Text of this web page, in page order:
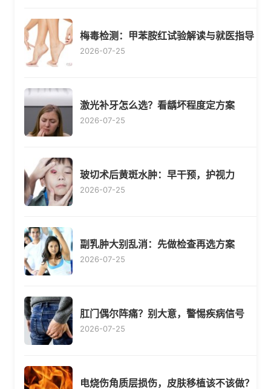
梅毒检测：甲苯胺红试验解读与就医指导
2026-07-25
激光补牙怎么选？看龋坏程度定方案
2026-07-25
玻切术后黄斑水肿：早干预，护视力
2026-07-25
副乳肿大别乱消：先做检查再选方案
2026-07-25
肛门偶尔阵痛？别大意，警惕疾病信号
2026-07-25
电烧伤角质层损伤，皮肤移植该不该做？